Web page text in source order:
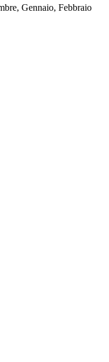
Gennaio, Febbraio